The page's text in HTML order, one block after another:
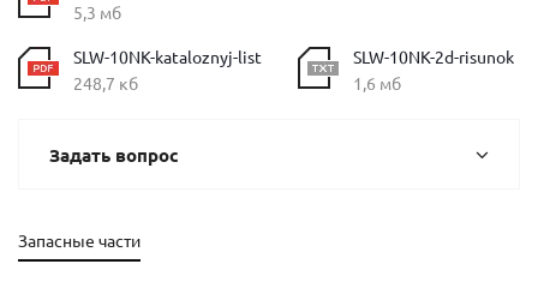
5,3 мб
SLW-10NK-kataloznyj-list
248,7 кб
SLW-10NK-2d-risunok
1,6 мб
Задать вопрос
Запасные части